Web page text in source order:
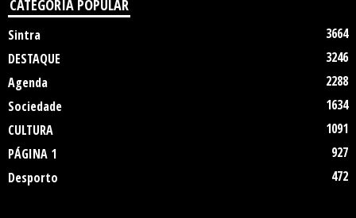
CATEGORIA POPULAR
Sintra
3664
DESTAQUE
3246
Agenda
2288
Sociedade
1634
CULTURA
1091
PÁGINA 1
927
Desporto
472